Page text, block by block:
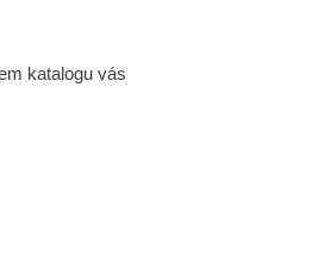
katalogu vás